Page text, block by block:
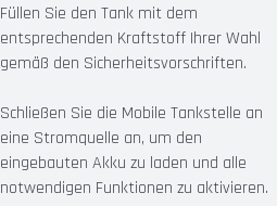
Füllen Sie den Tank mit dem
entsprechenden Kraftstoff Ihrer Wahl
gemäß den Sicherheitsvorschriften.
Schließen Sie die Mobile Tankstelle an
eine Stromquelle an, um den
eingebauten Akku zu laden und alle
notwendigen Funktionen zu aktivieren.